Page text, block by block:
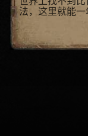
法，这里就能一